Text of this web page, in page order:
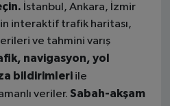
İstanbul, Ankara, İzmir
interaktif trafik haritası,
ve tahmini varış
navigasyon, yol
bildirimleriile
veriler. Sabah-akşam